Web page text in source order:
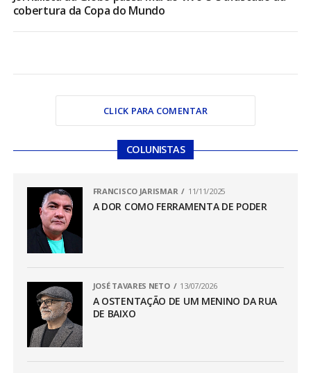
cobertura da Copa do Mundo
CLICK PARA COMENTAR
COLUNISTAS
FRANCISCO JARISMAR 11/11/2025
A DOR COMO FERRAMENTA DE PODER
JOSÉ TAVARES NETO 13/07/2026
A OSTENTAÇÃO DE UM MENINO DA RUA
DE BAIXO